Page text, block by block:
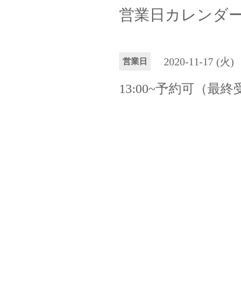
営業日カレンダ
営業日 2020-11-17 (火)
13:00~予約可（最終